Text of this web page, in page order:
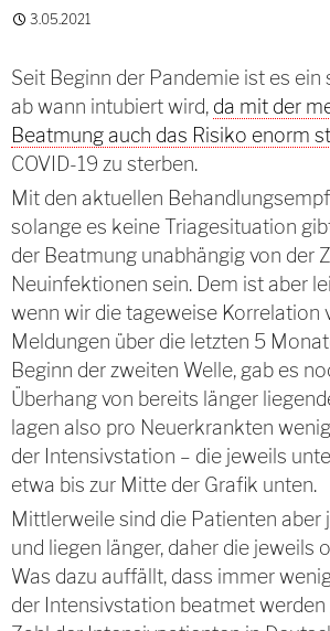
3.05.2021
Seit Beginn der Pandemie ist es
ab wann intubiert wird, da mit der
Beatmung auch das Risiko enorm
COVID-19 zu sterben.
Mit den aktuellen
solange es keine Triagesituation
der Beatmung unabhängig von der
Neuinfektionen sein. Dem ist aber
wenn wir die tageweise Korrelation
Meldungen über die letzten 5
Beginn der zweiten Welle, gab es
Überhang von bereits länger
lagen also pro Neuerkrankten
der Intensivstation – die jeweils
etwa bis zur Mitte der Grafik unten.
Mittlerweile sind die Patienten aber
und liegen länger, daher die jeweils
Was dazu auffällt, dass immer
der Intensivstation beatmet werden